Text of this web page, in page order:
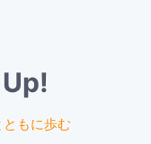
もに歩む